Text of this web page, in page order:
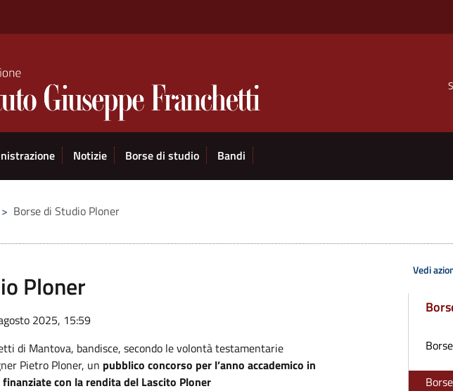
Notizie Borse di studio Bandi
> Borse di Studio Ploner
Ploner
2025, 15:59
di Mantova, bandisce, secondo le volontà testamentarie
Pietro Ploner, un pubblico concorso per l’anno accademico in
con la rendita del Lascito Ploner
Vedi